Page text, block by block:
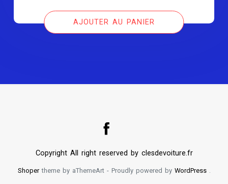
AJOUTER AU PANIER
Copyright All right reserved by clesdevoiture.fr
Shopertheme by aThemeArt - Proudly powered by WordPress.